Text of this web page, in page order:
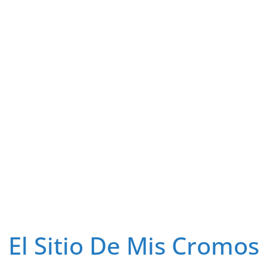
El Sitio De Mis Cromos